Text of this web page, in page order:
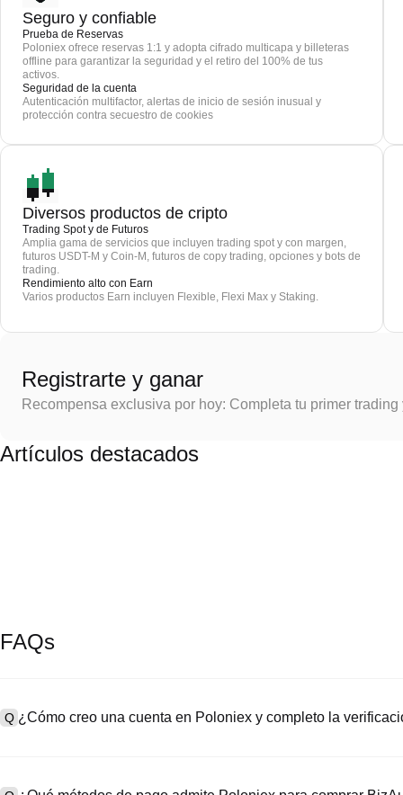
Seguro y confiable
Prueba de Reservas
Poloniex ofrece reservas 1:1 y adopta cifrado multicapa y billeteras
offline para garantizar la seguridad y el retiro del 100% de tus
activos.
Seguridad de la cuenta
Autenticación multifactor, alertas de inicio de sesión inusual y
protección contra secuestro de cookies
Diversos productos de cripto
Trading Spot y de Futuros
Amplia gama de servicios que incluyen trading spot y con margen,
futuros USDT-M y Coin-M, futuros de copy trading, opciones y bots de
trading.
Rendimiento alto con Earn
Varios productos Earn incluyen Flexible, Flexi Max y Staking.
Registrarte y ganar
Recompensa exclusiva por hoy: Completa tu primer
Artículos destacados
FAQs
Q ¿Cómo creo una cuenta en Poloniex y completo la